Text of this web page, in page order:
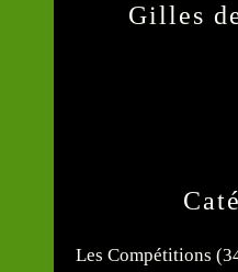
Les Compétitions
Gilles